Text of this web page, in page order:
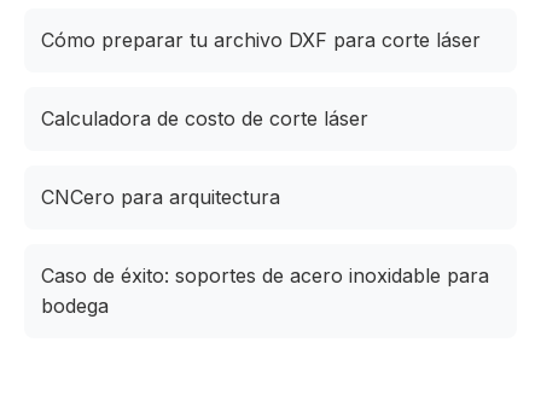
Cómo preparar tu archivo DXF para corte láser
Calculadora de costo de corte láser
CNCero para arquitectura
Caso de éxito: soportes de acero inoxidable para
bodega